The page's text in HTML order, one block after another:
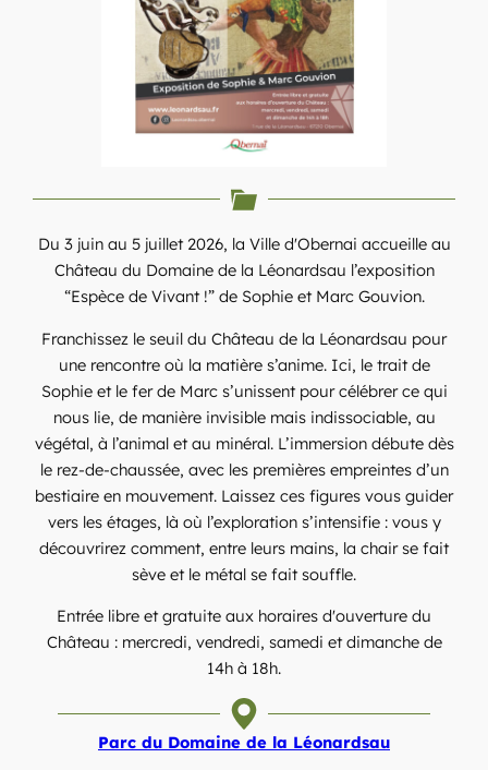
Du 3 juin au 5 juillet 2026, la Ville d'Obernai accueille au
Château du Domaine de la Léonardsau l’exposition
“Espèce de Vivant !” de Sophie et Marc Gouvion.
Franchissez le seuil du Château de la Léonardsau pour
une rencontre où la matière s’anime. Ici, le trait de
Sophie et le fer de Marc s’unissent pour célébrer ce qui
nous lie, de manière invisible mais indissociable, au
végétal, à l’animal et au minéral. L’immersion débute dès
le rez-de-chaussée, avec les premières empreintes d’un
bestiaire en mouvement. Laissez ces figures vous guider
vers les étages, là où l’exploration s’intensifie : vous y
découvrirez comment, entre leurs mains, la chair se fait
sève et le métal se fait souffle.
Entrée libre et gratuite aux horaires d'ouverture du
Château : mercredi, vendredi, samedi et dimanche de
14h à 18h.
Parc du Domaine de la Léonardsau